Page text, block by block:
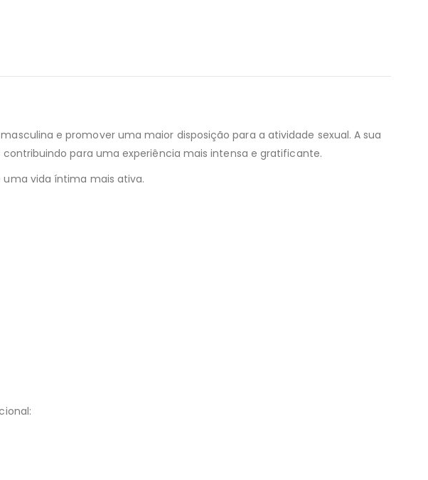
e promover uma maior disposição para a atividade sexual. A sua
para uma experiência mais intensa e gratificante.
vida íntima mais ativa.